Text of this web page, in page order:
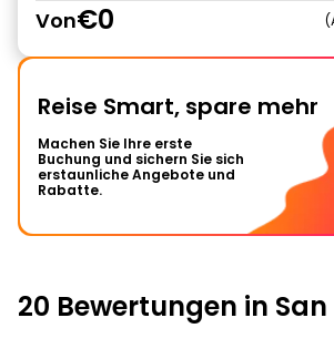
Von€0
Reise Smart, spare mehr
Machen Sie Ihre erste
Buchung und sichern Sie sich
erstaunliche Angebote und
Rabatte.
20 Bewertungen in San